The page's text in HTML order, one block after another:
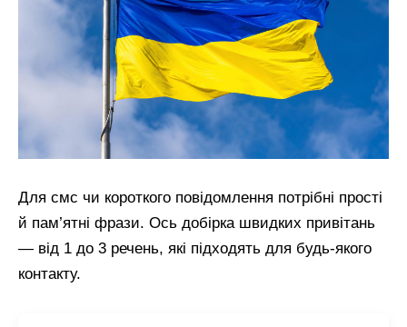
Для смс чи короткого повідомлення потрібні прості
й пам’ятні фрази. Ось добірка швидких привітань
— від 1 до 3 речень, які підходять для будь-якого
контакту.